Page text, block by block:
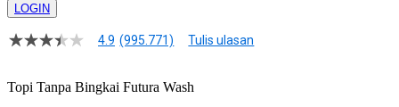
LOGIN
4.9
bintang,
4.9 (995.771) Tulis ulasan
Topi Tanpa Bingkai Futura Wash